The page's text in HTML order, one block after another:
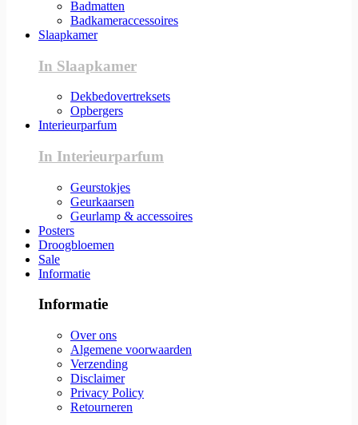
Badmatten
Badkameraccessoires
Slaapkamer
In Slaapkamer
Dekbedovertreksets
Opbergers
Interieurparfum
In Interieurparfum
Geurstokjes
Geurkaarsen
Geurlamp & accessoires
Posters
Droogbloemen
Sale
Informatie
Informatie
Over ons
Algemene voorwaarden
Verzending
Disclaimer
Privacy Policy
Retourneren